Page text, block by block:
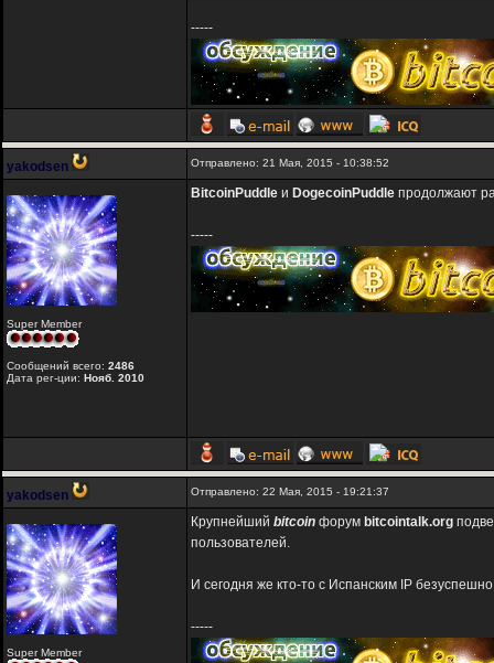
-----
yakodsen Отправлено: 21 Мая, 2015 - 10:38:52
Super Member
Сообщений всего: 2486
Дата рег-ции: Нояб. 2010
BitcoinPuddle и DogecoinPuddle продолжают
-----
yakodsen Отправлено: 22 Мая, 2015 - 19:21:37
Super Member
Крупнейший bitcoin форум bitcointalk.org
пользователей.
И сегодня же кто-то с Испанским IP
-----